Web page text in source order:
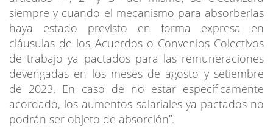
siempre y cuando el mecanismo para absorberlas
haya estado previsto en forma expresa en
cláusulas de los Acuerdos o Convenios Colectivos
de trabajo ya pactados para las remuneraciones
devengadas en los meses de agosto y setiembre
de 2023. En caso de no estar específicamente
acordado, los aumentos salariales ya pactados no
podrán ser objeto de absorción”.